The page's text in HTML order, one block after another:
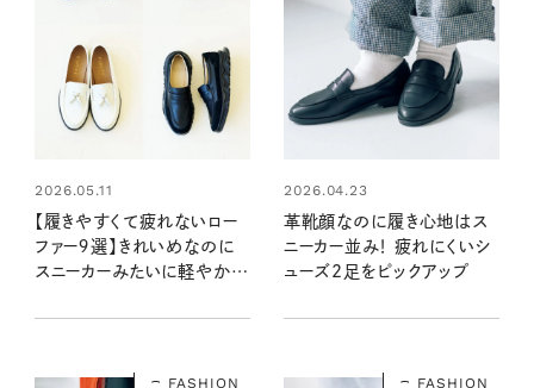
2026.05.11
【履きやすくて疲れないロー
ファー９選】きれいめなのに
スニーカーみたいに軽やか
合！
2026.04.23
革靴顔なのに履き心地はス
ニーカー並み！ 疲れにくいシ
ューズ2足をピックアップ
FASHION FASHION